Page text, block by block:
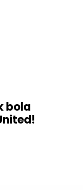
bola